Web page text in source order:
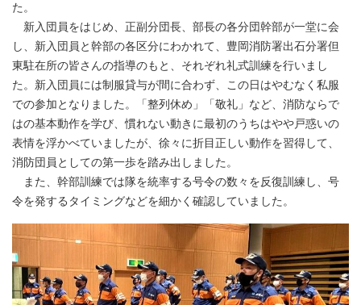
た。
新入団員をはじめ、正副分団長、部長の各分団幹部が一堂に会
し、新入団員と幹部の各区分にわかれて、豊岡消防署出石分署但
東駐在所の皆さんの指導のもと、それぞれ礼式訓練を行いまし
た。新入団員には制服貸与が間に合わず、この日はやむなく私服
での参加となりました。「整列休め」「敬礼」など、消防ならで
はの基本動作を学び、慣れない動きに最初のうちはやや戸惑いの
表情を浮かべていましたが、徐々に折目正しい動作を習得して、
消防団員としての第一歩を踏み出しました。
また、幹部訓練では隊を統率する号令の数々を反復訓練し、号
令を発するタイミングなどを細かく確認していました。